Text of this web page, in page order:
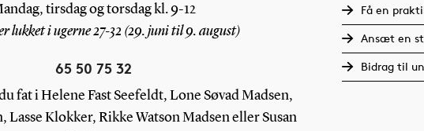
tirsdag og torsdag kl. 9-12
lukket i ugerne 27-32 (29. juni til 9. august)
65 50 75 32
fat i Helene Fast Seefeldt, Lone Søvad Madsen,
Lasse Klokker, Rikke Watson Madsen eller Susan
Få en
Ansæt en
Bidrag til